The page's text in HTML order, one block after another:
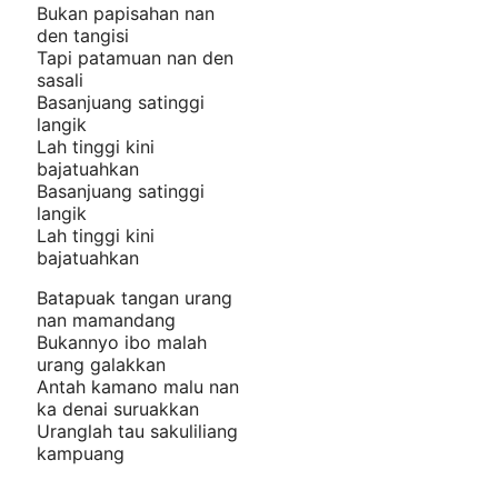
Bukan papisahan nan
den tangisi
Tapi patamuan nan den
sasali
Basanjuang satinggi
langik
Lah tinggi kini
bajatuahkan
Basanjuang satinggi
langik
Lah tinggi kini
bajatuahkan
Batapuak tangan urang
nan mamandang
Bukannyo ibo malah
urang galakkan
Antah kamano malu nan
ka denai suruakkan
Uranglah tau sakuliliang
kampuang